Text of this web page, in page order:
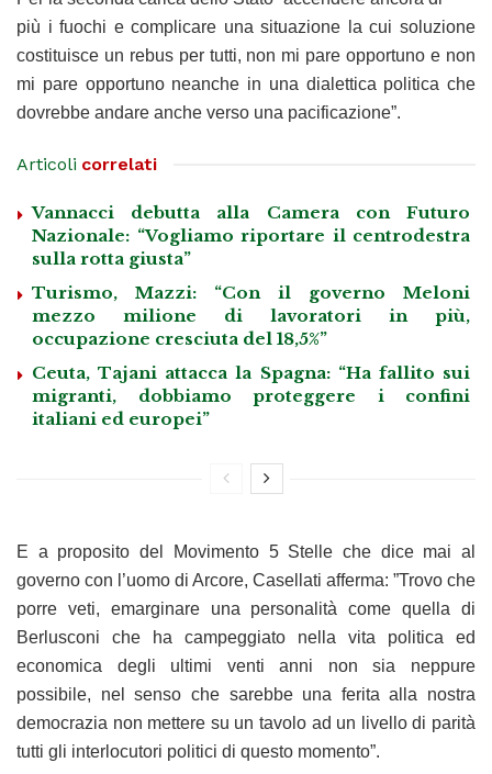
più i fuochi e complicare una situazione la cui soluzione
costituisce un rebus per tutti, non mi pare opportuno e non
mi pare opportuno neanche in una dialettica politica che
dovrebbe andare anche verso una pacificazione”.
Articoli correlati
Vannacci debutta alla Camera con Futuro
Nazionale: “Vogliamo riportare il centrodestra
sulla rotta giusta”
Turismo, Mazzi: “Con il governo Meloni
mezzo milione di lavoratori in più,
occupazione cresciuta del 18,5%”
Ceuta, Tajani attacca la Spagna: “Ha fallito sui
migranti, dobbiamo proteggere i confini
italiani ed europei”
E a proposito del Movimento 5 Stelle che dice mai al
governo con l’uomo di Arcore, Casellati afferma: ”Trovo che
porre veti, emarginare una personalità come quella di
Berlusconi che ha campeggiato nella vita politica ed
economica degli ultimi venti anni non sia neppure
possibile, nel senso che sarebbe una ferita alla nostra
democrazia non mettere su un tavolo ad un livello di parità
tutti gli interlocutori politici di questo momento”.